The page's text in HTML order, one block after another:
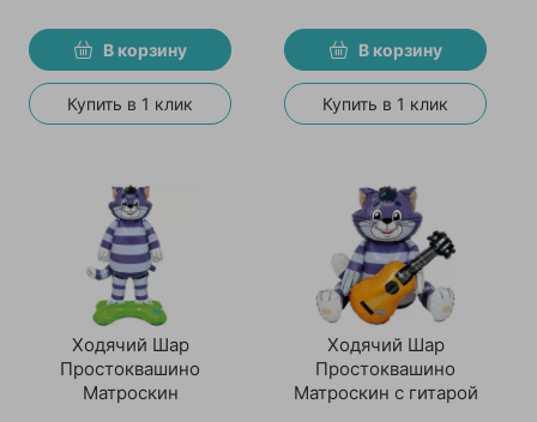
В корзину
Купить в 1 клик
В корзину
Купить в 1 клик
Ходячий Шар
Простоквашино
Матроскин
Ходячий Шар
Простоквашино
Матроскин с гитарой